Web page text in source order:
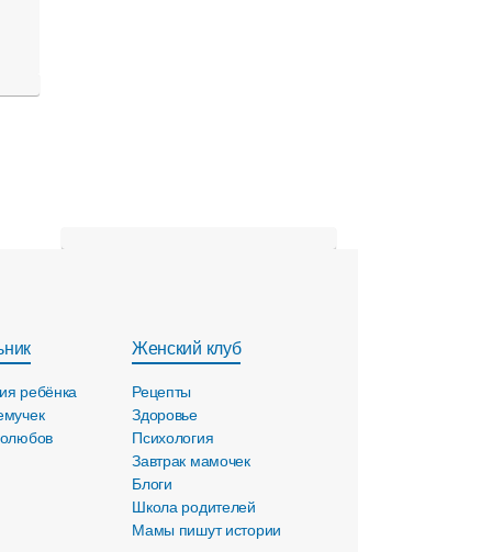
ребёнка
Женский клуб
Рецепты
Здоровье
Психология
Завтрак мамочек
Блоги
Школа родителей
Мамы пишут истории